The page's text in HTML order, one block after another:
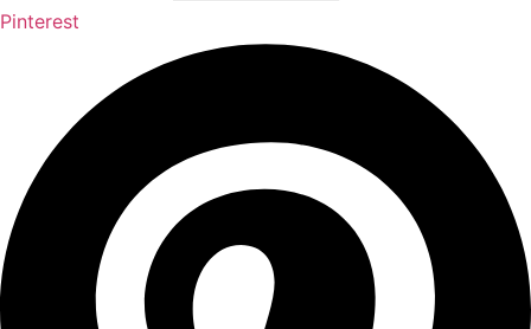
Pinterest